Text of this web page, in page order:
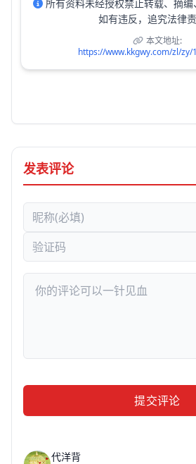
所有资料未经授权禁止转载、摘编
如有违反，追究法律责
本文地址:
https://www.kkgwy.com/zl/zy/
发表评论
提交评论
代洋背